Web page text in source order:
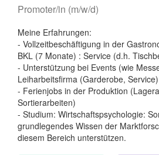
Promoter/in (m/w/d)
Meine Erfahrungen:
- Vollzeitbeschäftigung in der
BKL (7 Monate) : Service (d.h.
- Unterstützung bei Events (wie
Leiharbeitsfirma (Garderobe, Service)
- Ferienjobs in der Produktion
Sortierarbeiten)
- Studium: Wirtschaftspsychologie:
grundlegendes Wissen der
diesem Bereich unterstützen.